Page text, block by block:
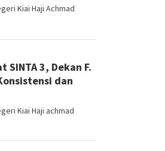
Kiai Haji Achmad
3, Dekan F.
dan
Kiai Haji achmad